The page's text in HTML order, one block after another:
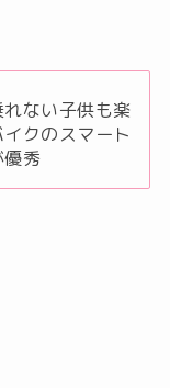
ない子供も楽
クのスマート
優秀